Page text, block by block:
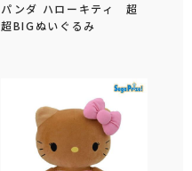
パンダ ハローキティ 超
超BIGぬいぐるみ